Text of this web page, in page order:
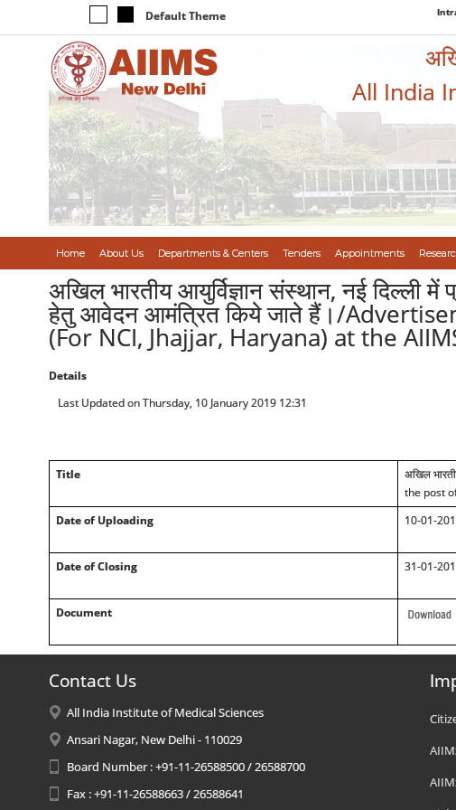
Default Theme
All India
Home About Us Departments & Centers Tenders Appointments
अखिल भारतीय आयुर्विज्ञान संस्थान, नई दिल्ली
हेतु आवेदन आमंत्रित किये जाते हैं।/
(For NCI, Jhajjar, Haryana) at the
Details
Last Updated on Thursday, 10 January 2019 12:31
Title
अखिल
the post
Date of Uploading
10-01-
Date of Closing 31-01-
Document
Contact Us
All India Institute of Medical Sciences
Ansari Nagar, New Delhi - 110029
Board Number : +91-11-26588500 / 26588700
Fax : +91-11-26588663 / 26588641